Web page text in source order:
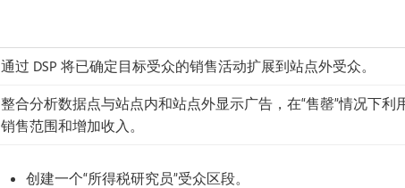
通过 DSP 将已确定目标受众的销售活动扩展到站点外受众。
整合分析数据点与站点内和站点外显示广告，在“售罄”情况下利
销售范围和增加收入。
创建一个“所得税研究员”受众区段。